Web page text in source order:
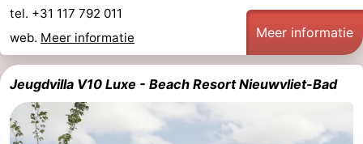
tel. +31 117 792 011
web. Meer informatie Meer informatie
Jeugdvilla V10 Luxe - Beach Resort Nieuwvliet-Bad